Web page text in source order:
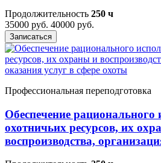
Продолжительность 250 ч
35000 руб. 40000 руб.
Записаться
Профессиональная переподготовка
Обеспечение рационального
охотничьих ресурсов, их
воспроизводства,